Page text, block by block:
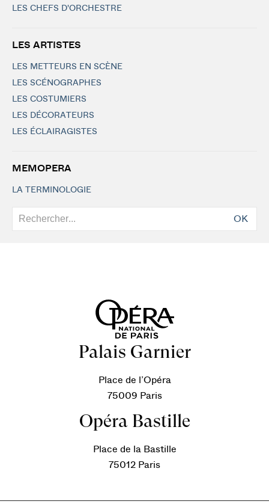
LES CHEFS D'ORCHESTRE
LES ARTISTES
LES METTEURS EN SCÈNE
LES SCÉNOGRAPHES
LES COSTUMIERS
LES DÉCORATEURS
LES ÉCLAIRAGISTES
MEMOPERA
LA TERMINOLOGIE
OK
Palais Garnier
Place de l’Opéra
75009 Paris
Opéra Bastille
Place de la Bastille
75012 Paris